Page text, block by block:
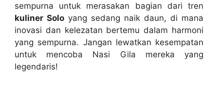
sempurna untuk merasakan bagian dari tren
kuliner Solo yang sedang naik daun, di mana
inovasi dan kelezatan bertemu dalam harmoni
yang sempurna. Jangan lewatkan kesempatan
untuk mencoba Nasi Gila mereka yang
legendaris!